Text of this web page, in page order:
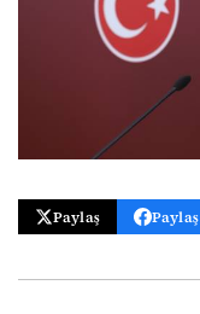
Paylaş Paylaş